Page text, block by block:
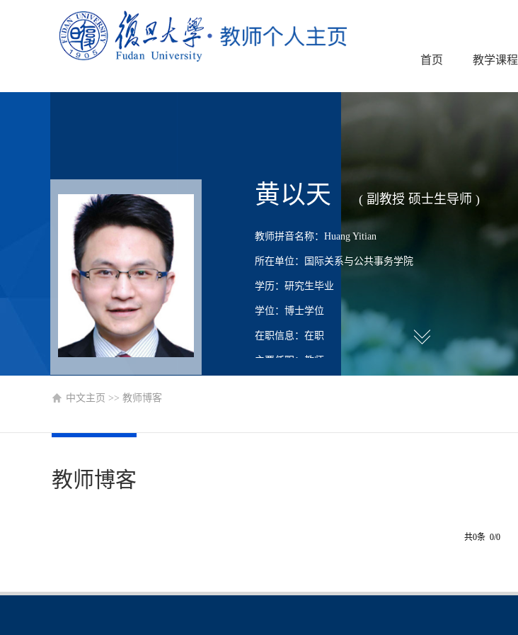
首页 教学课程
黄以天 ( 副教授 硕士生导师 )
教师拼音名称：Huang Yitian
所在单位：国际关系与公共事务学院
学历：研究生毕业
学位：博士学位
在职信息：在职
主要任职：教师
中文主页 >> 教师博客
教师博客
共0条 0/0